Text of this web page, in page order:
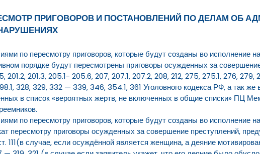
ПРИГОВОРОВ И ПОСТАНОВЛЕНИЙ ПО ДЕЛАМ ОБ
по пересмотру приговоров, которые будут созданы во исполнение
порядке будут пересмотрены приговоры осужденных за
201.2, 201.3, 205.1- 205.6, 207, 207.1, 207.2, 208, 212, 275, 275.1, 276,
328, 329, 332 — 339, 346, 354.1, 361 Уголовного кодекса РФ, а так
в список «вероятных жертв, не включенных в общие списки» ПЦ
по пересмотру приговоров, которые будут созданы во исполнение
пересмотру приговоры осужденных за совершение преступлений,
111(в случае, если осуждённой является женщина, а деяние